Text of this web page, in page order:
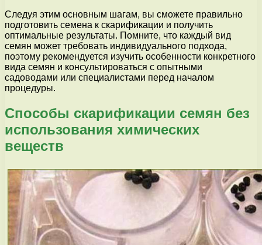
Следуя этим основным шагам, вы сможете правильно
подготовить семена к скарификации и получить
оптимальные результаты. Помните, что каждый вид
семян может требовать индивидуального подхода,
поэтому рекомендуется изучить особенности конкретного
вида семян и консультироваться с опытными
садоводами или специалистами перед началом
процедуры.
Способы скарификации семян без
использования химических
веществ